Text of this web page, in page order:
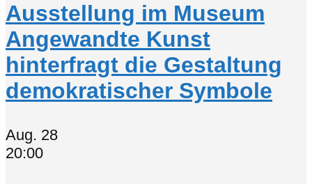
Ausstellung im Museum
Angewandte Kunst
hinterfragt die Gestaltung
demokratischer Symbole
Aug. 28
20:00